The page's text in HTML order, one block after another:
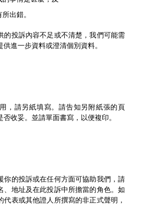
出錯。
的投訴內容不足或不清楚，我們可能需
進一步資料或澄清個別資料。
，請另紙填寫。請告知另附紙張的頁
收妥。並請單面書寫，以便複印。
你的投訴或在任何方面可協助我們，請
、地址及在此投訴中所擔當的角色。如
代表或其他證人所撰寫的非正式聲明，